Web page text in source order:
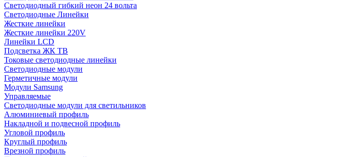
Светодиодный гибкий неон 24 вольта
Светодиодные Линейки
Жесткие линейки
Жесткие линейки 220V
Линейки LCD
Подсветка ЖК ТВ
Токовые светодиодные линейки
Светодиодные модули
Герметичные модули
Модули Samsung
Управляемые
Светодиодные модули для светильников
Алюминиевый профиль
Накладной и подвесной профиль
Угловой профиль
Круглый профиль
Врезной профиль